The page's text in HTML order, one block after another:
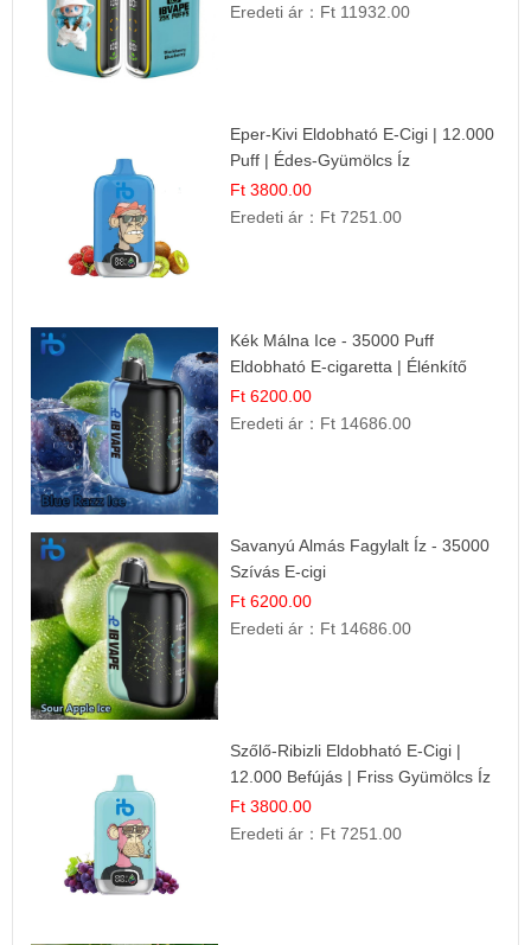
Eredeti ár： Ft 11932.00
Eper-Kivi Eldobható E-Cigi | 12.000
Puff | Édes-Gyümölcs Íz
Ft 3800.00
Eredeti ár： Ft 7251.00
Kék Málna Ice - 35000 Puff
Eldobható E-cigaretta | Élénkítő
Gyümölcsös Frissesség!
Ft 6200.00
Eredeti ár： Ft 14686.00
Savanyú Almás Fagylalt Íz - 35000
Szívás E-cigi
Ft 6200.00
Eredeti ár： Ft 14686.00
Szőlő-Ribizli Eldobható E-Cigi |
12.000 Befújás | Friss Gyümölcs Íz
Ft 3800.00
Eredeti ár： Ft 7251.00